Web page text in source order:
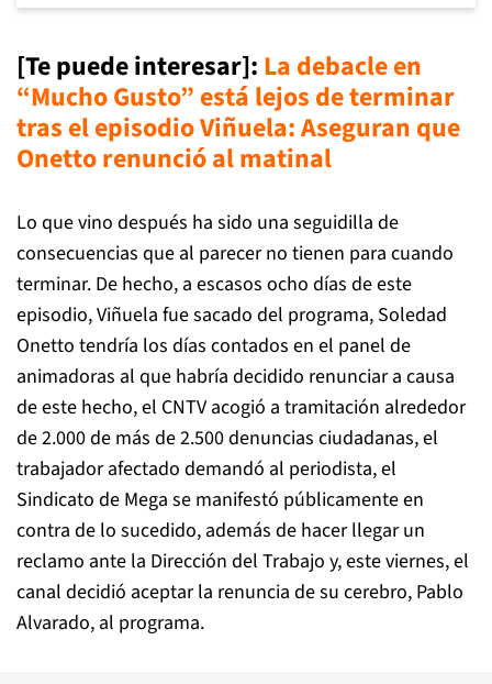
[Te puede interesar]: La debacle en
“Mucho Gusto” está lejos de terminar
tras el episodio Viñuela: Aseguran que
Onetto renunció al matinal
Lo que vino después ha sido una seguidilla de
consecuencias que al parecer no tienen para cuando
terminar. De hecho, a escasos ocho días de este
episodio, Viñuela fue sacado del programa, Soledad
Onetto tendría los días contados en el panel de
animadoras al que habría decidido renunciar a causa
de este hecho, el CNTV acogió a tramitación alrededor
de 2.000 de más de 2.500 denuncias ciudadanas, el
trabajador afectado demandó al periodista, el
Sindicato de Mega se manifestó públicamente en
contra de lo sucedido, además de hacer llegar un
reclamo ante la Dirección del Trabajo y, este viernes, el
canal decidió aceptar la renuncia de su cerebro, Pablo
Alvarado, al programa.